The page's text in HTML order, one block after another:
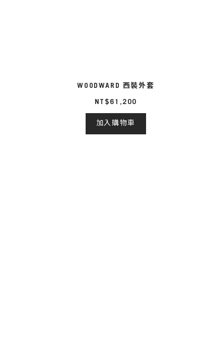
WOODWARD 西裝外套
NT$61,200
加入購物車